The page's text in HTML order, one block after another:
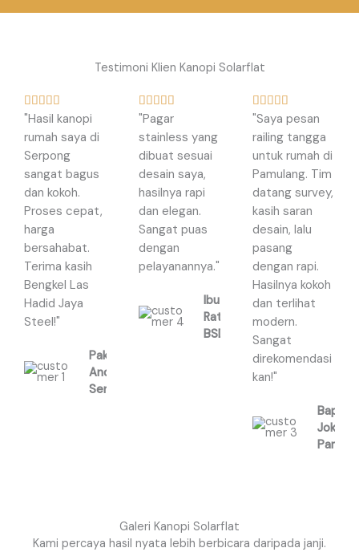
Testimoni Klien Kanopi Solarflat
    
a
t
e
d
5
o
t
o
f
5
"Hasil kanopi
rumah saya di
Serpong
sangat bagus
dan kokoh.
Proses cepat,
harga
bersahabat.
Terima kasih
Bengkel Las
Hadid Jaya
Steel!"
Pak
Andi,
Serpong
    R
a
t
e
d
5
o
u
t
o
"Pagar
stainless yang
dibuat sesuai
desain saya,
hasilnya rapi
dan elegan.
Sangat puas
dengan
pelayanannya."
Ibu
Ratna,
BSD
    
a
t
e
d
5
o
u
t
o
f
5
"Saya pesan
railing tangga
untuk rumah di
Pamulang. Tim
datang survey,
kasih saran
desain, lalu
pasang
dengan rapi.
Hasilnya kokoh
dan terlihat
modern.
Sangat
direkomendasi
kan!"
Bapak
Joko,
Galeri Kanopi Solarflat
Kami percaya hasil nyata lebih berbicara daripada janji.